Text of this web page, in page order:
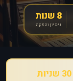
8 שנות
ניסיון והפקה